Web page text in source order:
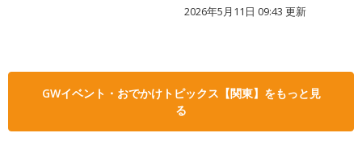
2026年5月11日 09:43 更新
GWイベント・おでかけトピックス【関東】をもっと見
る